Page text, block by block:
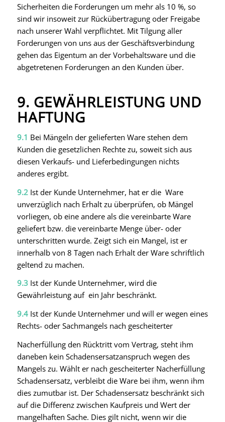
Sicherheiten die Forderungen um mehr als 10 %, so
sind wir insoweit zur Rückübertragung oder Freigabe
nach unserer Wahl verpflichtet. Mit Tilgung aller
Forderungen von uns aus der Geschäftsverbindung
gehen das Eigentum an der Vorbehaltsware und die
abgetretenen Forderungen an den Kunden über.
9. GEWÄHRLEISTUNG UND
HAFTUNG
9.1 Bei Mängeln der gelieferten Ware stehen dem
Kunden die gesetzlichen Rechte zu, soweit sich aus
diesen Verkaufs- und Lieferbedingungen nichts
anderes ergibt.
9.2 Ist der Kunde Unternehmer, hat er die Ware
unverzüglich nach Erhalt zu überprüfen, ob Mängel
vorliegen, ob eine andere als die vereinbarte Ware
geliefert bzw. die vereinbarte Menge über- oder
unterschritten wurde. Zeigt sich ein Mangel, ist er
innerhalb von 8 Tagen nach Erhalt der Ware schriftlich
geltend zu machen.
9.3 Ist der Kunde Unternehmer, wird die
Gewährleistung auf ein Jahr beschränkt.
9.4Ist der Kunde Unternehmer und will er wegen eines
Rechts- oder Sachmangels nach gescheiterter
Nacherfüllung den Rücktritt vom Vertrag, steht ihm
daneben kein Schadensersatzanspruch wegen des
Mangels zu. Wählt er nach gescheiterter Nacherfüllung
Schadensersatz, verbleibt die Ware bei ihm, wenn ihm
dies zumutbar ist. Der Schadensersatz beschränkt sich
auf die Differenz zwischen Kaufpreis und Wert der
mangelhaften Sache. Dies gilt nicht, wenn wir die